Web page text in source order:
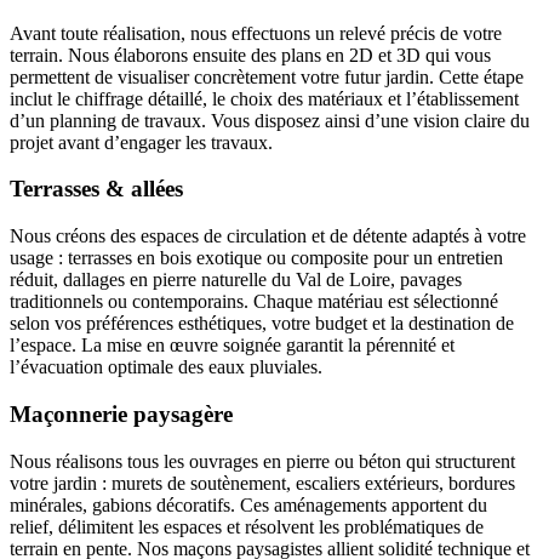
Avant toute réalisation, nous effectuons un relevé précis de votre
terrain. Nous élaborons ensuite des plans en 2D et 3D qui vous
permettent de visualiser concrètement votre futur jardin. Cette étape
inclut le chiffrage détaillé, le choix des matériaux et l’établissement
d’un planning de travaux. Vous disposez ainsi d’une vision claire du
projet avant d’engager les travaux.
Terrasses & allées
Nous créons des espaces de circulation et de détente adaptés à votre
usage : terrasses en bois exotique ou composite pour un entretien
réduit, dallages en pierre naturelle du Val de Loire, pavages
traditionnels ou contemporains. Chaque matériau est sélectionné
selon vos préférences esthétiques, votre budget et la destination de
l’espace. La mise en œuvre soignée garantit la pérennité et
l’évacuation optimale des eaux pluviales.
Maçonnerie paysagère
Nous réalisons tous les ouvrages en pierre ou béton qui structurent
votre jardin : murets de soutènement, escaliers extérieurs, bordures
minérales, gabions décoratifs. Ces aménagements apportent du
relief, délimitent les espaces et résolvent les problématiques de
terrain en pente. Nos maçons paysagistes allient solidité technique et